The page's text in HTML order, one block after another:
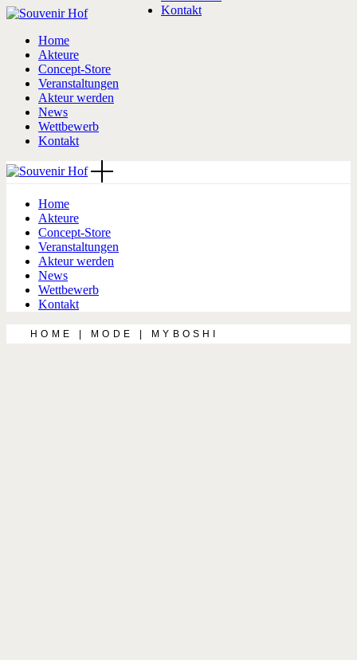
Skip
content
Home
Akteure
Concept-Store
Veranstaltungen
Akteur werden
News
Wettbewerb
Kontakt
Kontakt
Home
Akteure
Concept-Store
Veranstaltungen
Akteur werden
News
Wettbewerb
Kontakt
HOME MODE MYBOSHI